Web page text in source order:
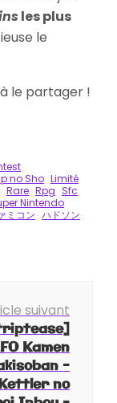
les plus
le
le partager !
no Sho Limité
Rare Rpg Sfc
Nintendo
ミコン ハドソン
suivant
Kamen
–
no